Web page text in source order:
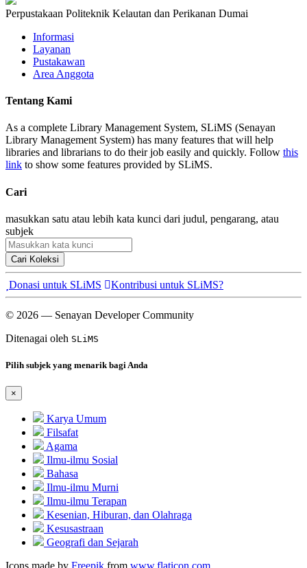
Perpustakaan Politeknik Kelautan dan Perikanan Dumai
Informasi
Layanan
Pustakawan
Area Anggota
Tentang Kami
As a complete Library Management System, SLiMS (Senayan
Library Management System) has many features that will help
libraries and librarians to do their job easily and quickly. Follow this
link to show some features provided by SLiMS.
Cari
masukkan satu atau lebih kata kunci dari judul, pengarang, atau
subjek
Cari Koleksi
Donasi untuk SLiMS Kontribusi untuk SLiMS?
© 2026 — Senayan Developer Community
Ditenagai oleh SLiMS
Pilih subjek yang menarik bagi Anda
×
Karya Umum
Filsafat
Agama
Ilmu-ilmu Sosial
Bahasa
Ilmu-ilmu Murni
Ilmu-ilmu Terapan
Kesenian, Hiburan, dan Olahraga
Kesusastraan
Geografi dan Sejarah